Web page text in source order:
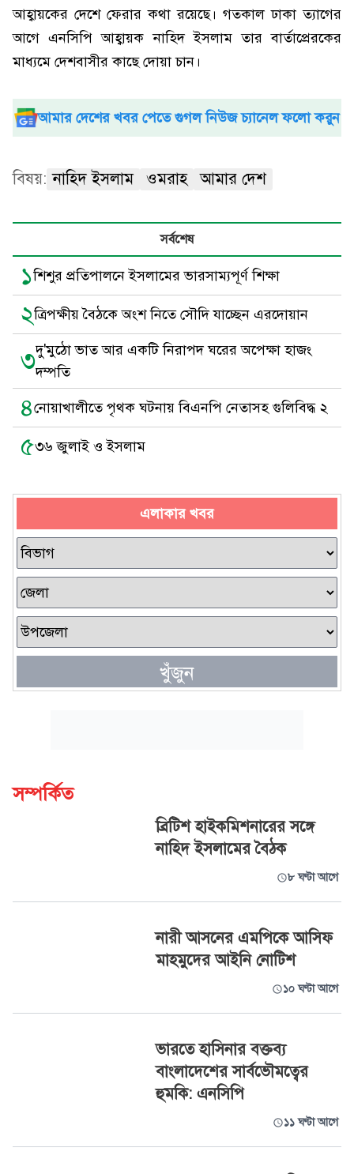
আহ্বায়কের দেশে ফেরার কথা রয়েছে। গতকাল ঢাকা ত্যাগের
আগে এনসিপি আহ্বায়ক নাহিদ ইসলাম তার বার্তাপ্রেরকের
মাধ্যমে দেশবাসীর কাছে দোয়া চান।
আমার দেশের খবর পেতে গুগল নিউজ চ্যানেল ফলো করুন
বিষয়: নাহিদ ইসলাম ওমরাহ আমার দেশ
সর্বশেষ
১শিশুর প্রতিপালনে ইসলামের ভারসাম্যপূর্ণ শিক্ষা
২ত্রিপক্ষীয় বৈঠকে অংশ নিতে সৌদি যাচ্ছেন এরদোয়ান
৩দু'মুঠো ভাত আর একটি নিরাপদ ঘরের অপেক্ষা হাজং
দম্পতি
৪নোয়াখালীতে পৃথক ঘটনায় বিএনপি নেতাসহ গুলিবিদ্ধ ২
৫৩৬ জুলাই ও ইসলাম
এলাকার খবর
খুঁজুন
সম্পর্কিত
ব্রিটিশ হাইকমিশনারের সঙ্গে
নাহিদ ইসলামের বৈঠক
৮ ঘণ্টা আগে
নারী আসনের এমপিকে আসিফ
মাহমুদের আইনি নোটিশ
১০ ঘণ্টা আগে
ভারতে হাসিনার বক্তব্য
বাংলাদেশের সার্বভৌমত্বের
হুমকি: এনসিপি
১১ ঘণ্টা আগে